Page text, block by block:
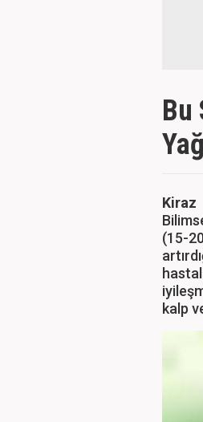
Bu
Kiraz
(15-
kalp